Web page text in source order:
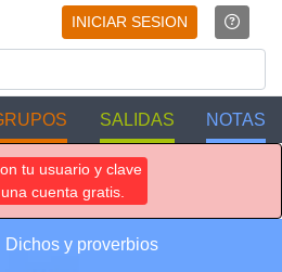
INICIAR SESION
SALIDAS NOTAS
tu usuario y clave
cuenta gratis.
Dichos y proverbios